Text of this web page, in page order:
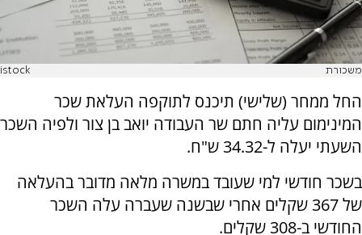
משכורת istock
החל ממחר (שלישי) תיכנס לתוקפה העלאת שכר
המינימום עליה חתם שר העבודה יואב בן צור ולפיה השכר
השעתי יעלה ל-34.32 ש"ח.
בשכר חודשי למי שעובד במשרה מלאה מדובר בהעלאה
של 367 שקלים אחרי שבשנה שעברה עלה השכר
החודשי ב-308 שקלים.